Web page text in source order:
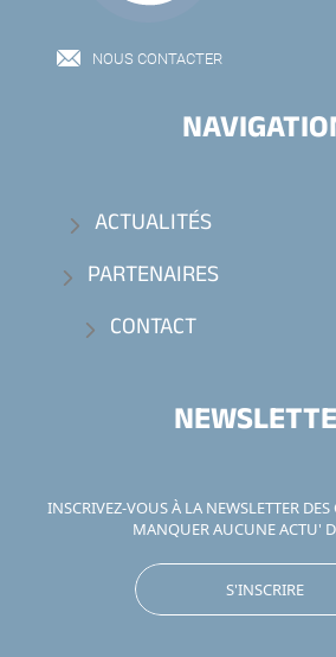
NOUS CONTACTER
ACTUALITÉS
PARTENAIRES
CONTACT
INSCRIVEZ-VOUS À LA NEWSLETTER
MANQUER AUCUNE ACTU'
S'INSCRIRE